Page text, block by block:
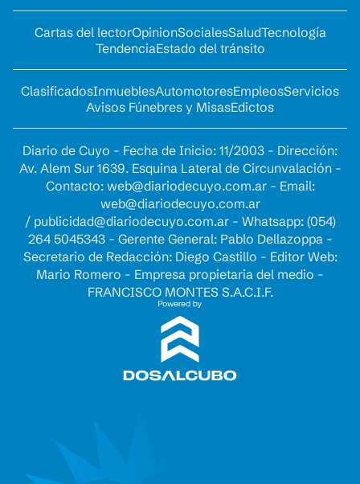
Cartas del lectorOpinionSocialesSaludTecnología
TendenciaEstado del tránsito
ClasificadosInmueblesAutomotoresEmpleosServicios
Avisos Fúnebres y MisasEdictos
Diario de Cuyo - Fecha de Inicio: 11/2003 - Dirección:
Av. Alem Sur 1639. Esquina Lateral de Circunvalación -
Contacto: web@diariodecuyo.com.ar- Email:
web@diariodecuyo.com.ar
/ publicidad@diariodecuyo.com.ar- Whatsapp: (054)
264 5045343 - Gerente General: Pablo Dellazoppa -
Secretario de Redacción: Diego Castillo - Editor Web:
Mario Romero - Empresa propietaria del medio -
FRANCISCO MONTES S.A.C.I.F.